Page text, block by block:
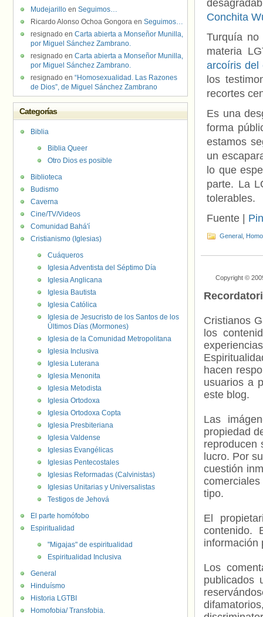
Conchita
Turquía
materia
arcoíris del
los
recortes
Es una
forma
estamos
un
lo que
parte. La
tolerables.
Fuente |
General
Copyright ©
Cristianos
los
hacen
usuarios a
este blog.
Las
propiedad
reproducen
lucro. Por
cuestión
tipo.
El
contenido.
información
Los
publicados
Mudejarillo en Seguimos…
Ricardo Alonso Ochoa Gongora en Seguimos…
resignado en Carta abierta a Monseñor Munilla,
por Miguel Sánchez Zambrano.
resignado en Carta abierta a Monseñor Munilla,
por Miguel Sánchez Zambrano.
resignado en “Homosexualidad. Las Razones
de Dios”, de Miguel Sánchez Zambrano
Categorías
Biblia
Biblia Queer
Otro Dios es posible
Biblioteca
Budismo
Caverna
Cine/TV/Videos
Comunidad Bahá'í
Cristianismo (Iglesias)
Cuáqueros
Iglesia Adventista del Séptimo Día
Iglesia Anglicana
Iglesia Bautista
Iglesia Católica
Iglesia de Jesucristo de los Santos de los
Últimos Días (Mormones)
Iglesia de la Comunidad Metropolitana
Iglesia Inclusiva
Iglesia Luterana
Iglesia Menonita
Iglesia Metodista
Iglesia Ortodoxa
Iglesia Ortodoxa Copta
Iglesia Presbiteriana
Iglesia Valdense
Iglesias Evangélicas
Iglesias Pentecostales
Iglesias Reformadas (Calvinistas)
Iglesias Unitarias y Universalistas
Testigos de Jehová
El parte homófobo
Espiritualidad
"Migajas" de espiritualidad
Espiritualidad Inclusiva
General
Hinduísmo
Historia LGTBI
Homofobia/ Transfobia.